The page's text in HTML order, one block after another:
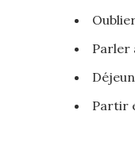
Parler
Partir